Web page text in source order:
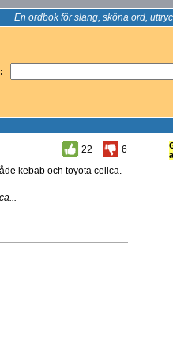
En ordbok för slang, sköna ord,
22
6
kebab och toyota celica.